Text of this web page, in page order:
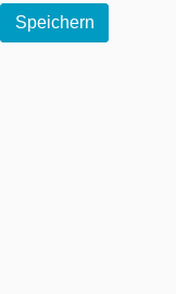
Speichern